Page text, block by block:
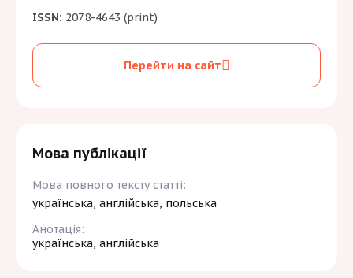
ISSN: 2078-4643 (print)
Перейти на сайт
Мова публікації
Мова повного тексту статті:
українська, англійська, польська
Анотація:
українська, англійська